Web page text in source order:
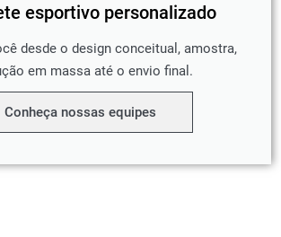
esportivo personalizado
desde o design conceitual, amostra,
em massa até o envio final.
Conheça nossas equipes